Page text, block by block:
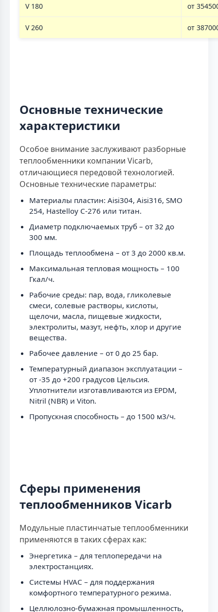
V 180 от
V 260 от
Основные технические
характеристики
Особое внимание заслуживают разборные
теплообменники компании Vicarb,
отличающиеся передовой технологией.
Основные технические параметры:
Материалы пластин: Aisi304, Aisi316, SMO
254, Hastelloy C-276 или титан.
Диаметр подключаемых труб – от 32 до
300 мм.
Площадь теплообмена – от 3 до 2000 кв.м.
Максимальная тепловая мощность – 100
Гкал/ч.
Рабочие среды: пар, вода, гликолевые
смеси, солевые растворы, кислоты,
щелочи, масла, пищевые жидкости,
электролиты, мазут, нефть, хлор и другие
вещества.
Рабочее давление – от 0 до 25 бар.
Температурный диапазон эксплуатации –
от -35 до +200 градусов Цельсия.
Уплотнители изготавливаются из EPDM,
Nitril (NBR) и Viton.
Пропускная способность – до 1500 м3/ч.
Сферы применения
теплообменников Vicarb
Модульные пластинчатые теплообменники
применяются в таких сферах как:
Энергетика – для теплопередачи на
электростанциях.
Системы HVAC – для поддержания
комфортного температурного режима.
Целлюлозно-бумажная промышленность,